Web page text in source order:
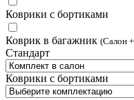
Коврики с бортиками
Коврик в багажник (Салон
Стандарт
Коврики с бортиками